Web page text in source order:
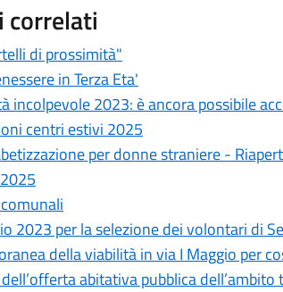
correlati
di prossimità"
in Terza Eta'
incolpevole 2023: è ancora possibile
centri estivi 2025
per donne straniere -
2023 per la selezione dei volontari di
della viabilità in via I Maggio per
abitativa pubblica